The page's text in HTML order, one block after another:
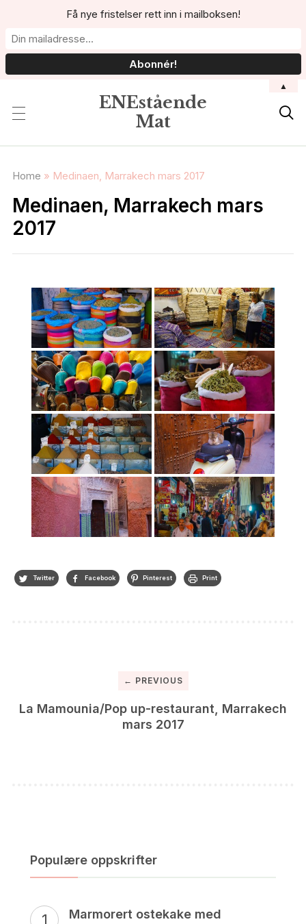
ENEstående
Mat

Home » Medinaen, Marrakech mars 2017
Medinaen, Marrakech mars
2017
Twitter Facebook Pinterest Print
← PREVIOUS
La Mamounia/Pop up-restaurant, Marrakech
mars 2017
Populære oppskrifter
Marmorert ostekake med
Få nye fristelser rett inn i mailboksen!
▲